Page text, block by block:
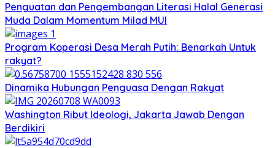
Penguatan dan Pengembangan Literasi Halal Generasi
Muda Dalam Momentum Milad MUI
Program Koperasi Desa Merah Putih: Benarkah Untuk
rakyat?
Dinamika Hubungan Penguasa Dengan Rakyat
Washington Ribut Ideologi, Jakarta Jawab Dengan
Berdikiri